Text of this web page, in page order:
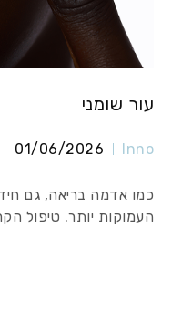
עור שומני
Inno
01/06/2026
כמו אדמה בריאה, גם
העמוקות יותר. טיפול